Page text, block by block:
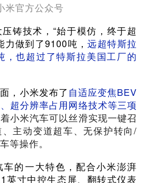
米官方公众号
铸技术，“始于模仿，终于超
力做到了9100吨，远超特斯拉
，也超过了特斯拉美国工厂的
，小米发布了自适应变焦BEV
超分辨率占用网络技术等三项
小米汽车可以丝滑实现一键召
主动变道超车、无保护转向/
等操作。
车的一大特色，配合小米澎湃
英寸中控生态屏、翻转式仪表